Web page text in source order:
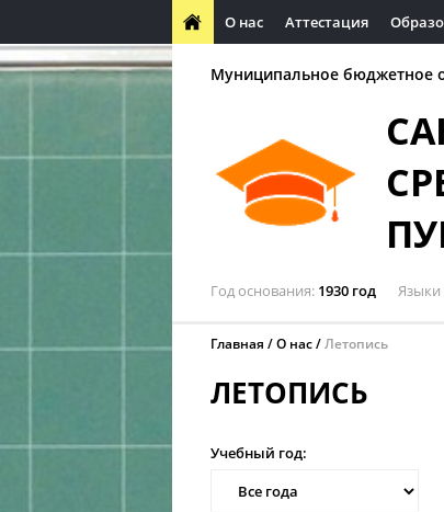
О нас Аттестация
Муниципальное бюджетное
Год основания 1930 год Языки
Главная О нас Летопись
ЛЕТОПИСЬ
Учебный год: